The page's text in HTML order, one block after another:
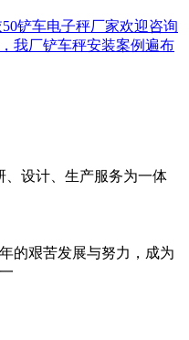
铲车电子秤厂家欢迎咨询
我厂铲车秤安装案例遍布
、设计、生产服务为一体
的艰苦发展与努力，成为